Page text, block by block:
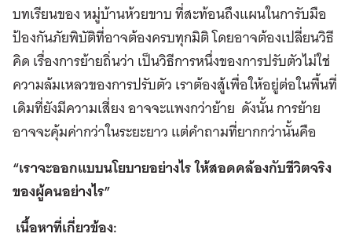
บทเรียนของ หมู่บ้านห้วยขาบ ที่สะท้อนถึงแผนในการับมือ
ป้องกันภัยพิบัติที่อาจต้องครบทุกมิติ โดยอาจต้องเปลี่ยนวิธี
คิด เรื่องการย้ายถิ่นว่า เป็นวิธีการหนึ่งของการปรับตัวไม่ใช่
ความล้มเหลวของการปรับตัว เราต้องสู้เพื่อให้อยู่ต่อในพื้นที่
เดิมที่ยังมีความเสี่ยง อาจจะแพงกว่าย้าย ดังนั้น การย้าย
อาจจะคุ้มค่ากว่าในระยะยาว แต่คำถามที่ยากกว่านั้นคือ
“เราจะออกแบบนโยบายอย่างไร ให้สอดคล้องกับชีวิตจริง
ของผู้คนอย่างไร”
เนื้อหาที่เกี่ยวข้อง: